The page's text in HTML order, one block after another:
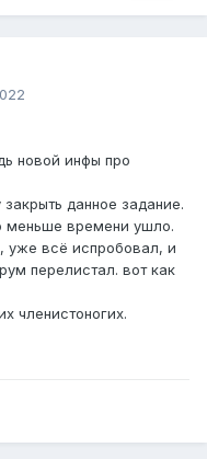
новой инфы про
данное задание.
меньше времени ушло.
уже всё испробовал, и
перелистал. вот как
членистоногих.